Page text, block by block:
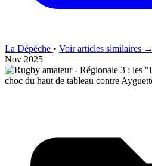
La Dépêche • Voir articles similaires →
Nov 2025